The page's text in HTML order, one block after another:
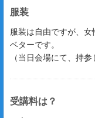
服装
服装は自由ですが、
ベターです。
（当日会場にて、持
受講料は？